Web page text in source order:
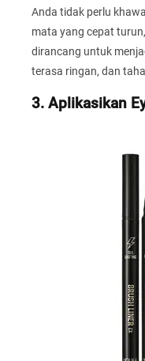
Anda tidak perlu
mata yang cepat
dirancang untuk
terasa ringan, dan
3. Aplikasikan